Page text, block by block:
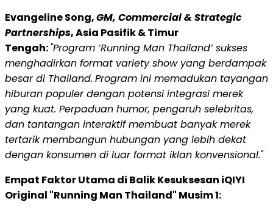
Evangeline Song,GM, Commercial & Strategic
Partnerships, Asia Pasifik & Timur
Tengah:"Program ‘Running Man Thailand’ sukses
menghadirkan format variety show yang berdampak
besar di Thailand. Program ini memadukan tayangan
hiburan populer dengan potensi integrasi merek
yang kuat. Perpaduan humor, pengaruh selebritas,
dan tantangan interaktif membuat banyak merek
tertarik membangun hubungan yang lebih dekat
dengan konsumen di luar format iklan konvensional."
Empat Faktor Utama di Balik Kesuksesan iQIYI
Original "Running Man Thailand" Musim 1: